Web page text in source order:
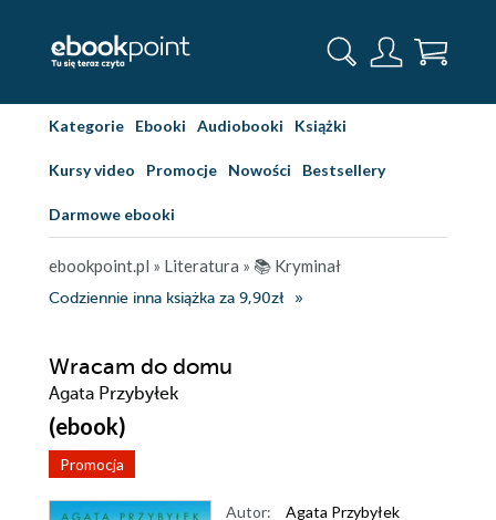
Kategorie Ebooki Audiobooki Książki
Kursy video Promocje Nowości Bestsellery
Darmowe ebooki
ebookpoint.pl » Literatura » 📚 Kryminał
Codziennie inna książka za 9,90zł
Wracam do domu
Agata Przybyłek
(ebook)
Promocja
Autor:
Agata Przybyłek